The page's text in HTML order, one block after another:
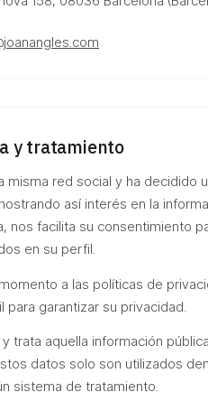
y tratamiento
misma red social y ha decidido
así interés en la
nos facilita su consentimiento
en su perfil.
a las políticas de
garantizar su privacidad.
trata aquella información
datos solo son utilizados
sistema de tratamiento.